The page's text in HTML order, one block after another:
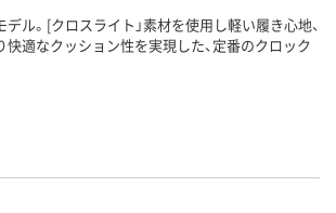
ル。[クロスライト」素材を使用し軽い履き心地、
適なクッション性を実現した、定番のクロック